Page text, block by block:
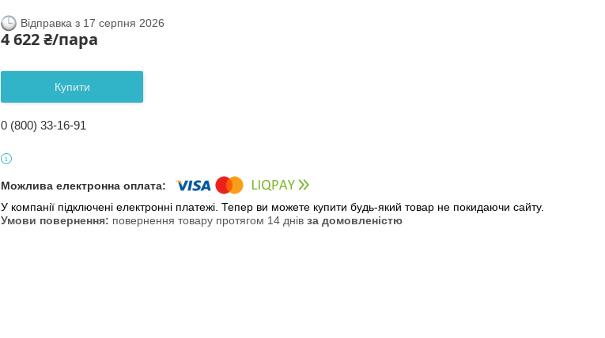
Відправка з 17 серпня 2026
4 622 ₴/пара
Купити
0 (800) 33-16-91
У компанії підключені електронні платежі. Тепер ви можете купити будь-який товар не покидаючи сайту.
повернення товару протягом 14 днів за домовленістю